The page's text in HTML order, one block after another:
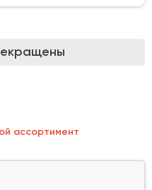
ассортимент